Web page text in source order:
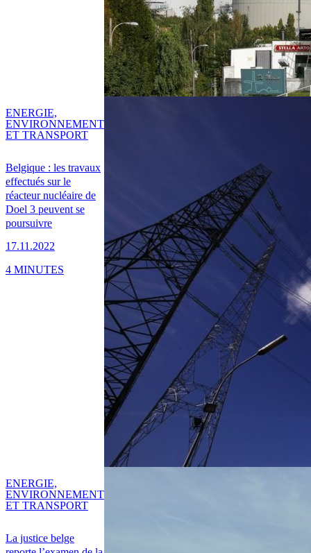
Belgique : les travaux
effectués sur le
réacteur nucléaire de
Doel 3 peuvent se
poursuivre
17.11.2022
ENERGIE,
ENVIRONNEMENT
ET TRANSPORT
4 MINUTES
La justice belge
ENERGIE,
ENVIRONNEMENT
ET TRANSPORT